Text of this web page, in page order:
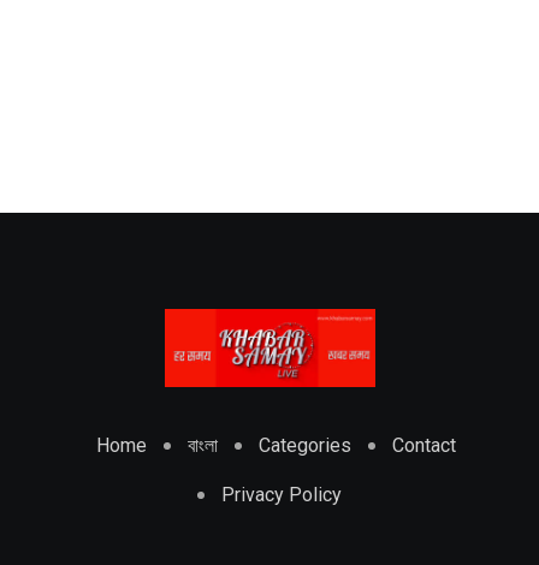
Home বাংলা Categories Contact
Privacy Policy